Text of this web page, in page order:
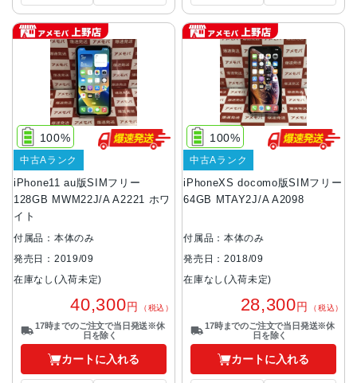
iPhone11 au版SIMフリー
128GB MWM22J/A A2221 ホワ
イト
100%
中古Aランク
付属品：本体のみ
発売日：2019/09
在庫なし(入荷未定)
40,300円 （税込）
17時までのご注文で当日発送※休
日を除く
カートに入れる
iPhoneXS docomo版SIMフリー
64GB MTAY2J/A A2098
100%
中古Aランク
付属品：本体のみ
発売日：2018/09
在庫なし(入荷未定)
28,300円 （税込）
17時までのご注文で当日発送※休
日を除く
カートに入れる